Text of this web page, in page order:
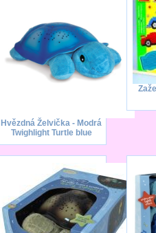
Hvězdná Želvička - Modrá
Twighlight Turtle blue